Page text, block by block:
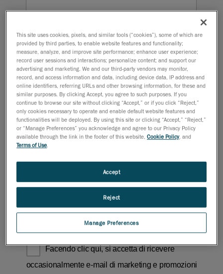
This site uses cookies, pixels, and similar tools (“cookies”), some of which are
provided by third parties, to enable website features and functionality;
measure, analyze, and improve site performance; enhance user experience;
record user sessions and interactions; personalize content; and support our
advertising and marketing. We and our third-party vendors may monitor,
record, and access information and data, including device data, IP address and
online identifiers, referring URLs and other browsing information, for these and
similar purposes. By clicking Accept, you agree to such purposes. If you
continue to browse our site without clicking “Accept,” or if you click “Reject,”
only cookies necessary to operate and enable default website features and
functionalities will be deployed. By using this site or clicking “Accept,” “Reject,”
or “Manage Preferences” you acknowledge and agree to our Privacy Policy
available through the link in the footer of this website,Cookie Policy, and
Terms of Use.
Manage Preferences
Reject
Accept